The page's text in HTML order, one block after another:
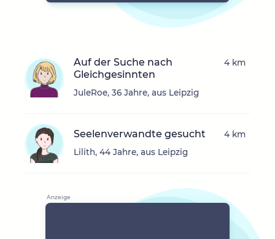
Auf der Suche nach
Gleichgesinnten
JuleRoe, 36 Jahre, aus Leipzig
4 km
Seelenverwandte gesucht
Lilith, 44 Jahre, aus Leipzig
4 km